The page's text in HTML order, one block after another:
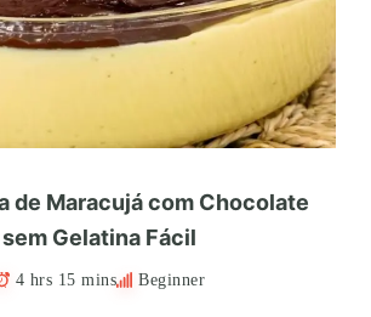
de Maracujá com Chocolate
sem Gelatina Fácil
4 hrs 15 mins Beginner